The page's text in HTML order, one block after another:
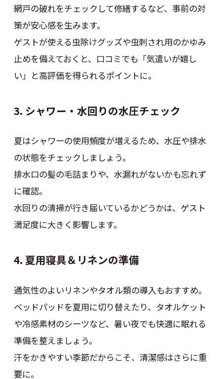
網戸の破れをチェックして修繕するなど、事前の対
策が安心感を生みます。
ゲストが使える虫除けグッズや虫刺され用のかゆみ
止めを備えておくと、口コミでも「気遣いが嬉し
い」と高評価を得られるポイントに。
3. シャワー・水回りの水圧チェック
夏はシャワーの使用頻度が増えるため、水圧や排水
の状態をチェックしましょう。
排水口の髪の毛詰まりや、水漏れがないかも忘れず
に確認。
水回りの清掃が行き届いているかどうかは、ゲスト
満足度に大きく影響します。
4. 夏用寝具＆リネンの準備
通気性のよいリネンやタオル類の導入もおすすめ。
ベッドパッドを夏用に切り替えたり、タオルケット
や冷感素材のシーツなど、暑い夜でも快適に眠れる
準備を整えましょう。
汗をかきやすい季節だからこそ、清潔感はさらに重
要に。